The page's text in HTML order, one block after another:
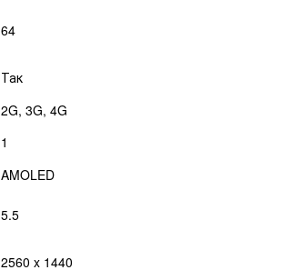
64
Так
2G, 3G, 4G
1
AMOLED
5.5
2560 x 1440